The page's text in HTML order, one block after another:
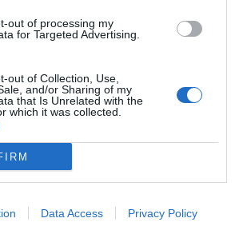
out of processing my
for Targeted Advertising.
out of Collection, Use,
and/or Sharing of my
that Is Unrelated with the
which it was collected.
Data Access Privacy Policy
0
dénonce les dérives du